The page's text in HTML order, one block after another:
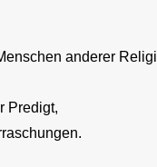
anderer
Predigt,